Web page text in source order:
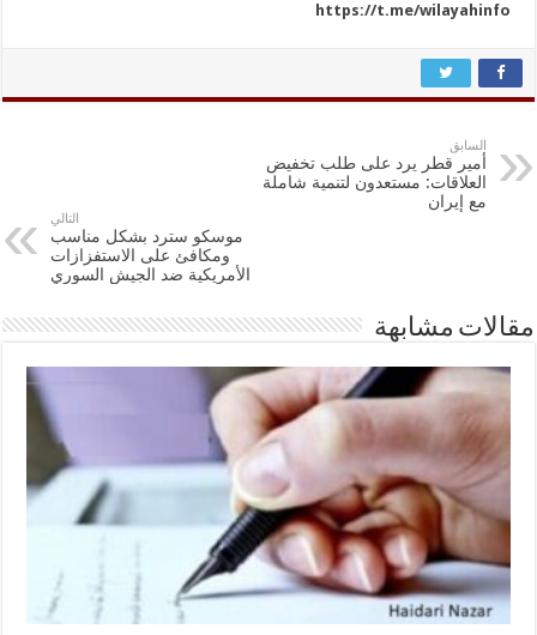
https://t.me/wilayahinfo
السابق
أمير قطر يرد على طلب تخفيض
العلاقات: مستعدون لتنمية شاملة
مع إيران
التالي
موسكو سترد بشكل مناسب
ومكافئ على الاستفزازات
الأمريكية ضد الجيش السوري
مقالات مشابهة